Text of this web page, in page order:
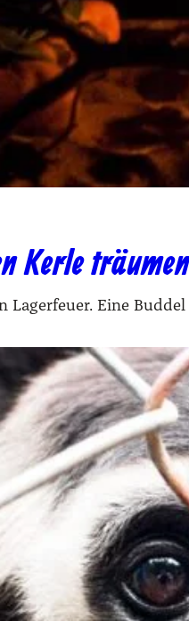
Kerle träumen
Lagerfeuer. Eine